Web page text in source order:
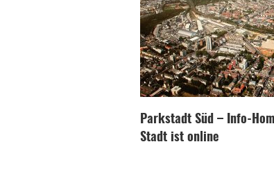
Parkstadt Süd – Info-
Stadt ist online